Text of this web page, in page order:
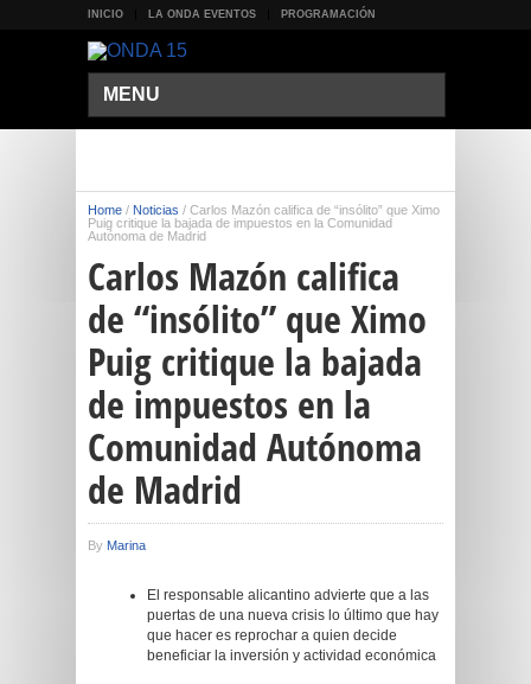
INICIO LA ONDA EVENTOS PROGRAMACIÓN
MENU
Home / Noticias / Carlos Mazón califica de “insólito” que Ximo
Puig critique la bajada de impuestos en la Comunidad
Autónoma de Madrid
Carlos Mazón califica
de “insólito” que Ximo
Puig critique la bajada
de impuestos en la
Comunidad Autónoma
de Madrid
By Marina
El responsable alicantino advierte que a las
puertas de una nueva crisis lo último que hay
que hacer es reprochar a quien decide
beneficiar la inversión y actividad económica